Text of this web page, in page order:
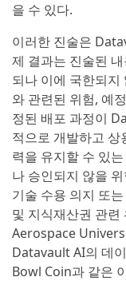
을 수 있다.
이러한 진술은
제 결과는 진술된
되나 이에 국한되지
와 관련된 위험, 예
정된 배포 과정이
적으로 개발하고
력을 유지할 수 있
나 승인되지 않을
기술 수용 의지 또
및 지식재산권 관
Aerospace
Datavault AI의 데
Bowl Coin과 같은